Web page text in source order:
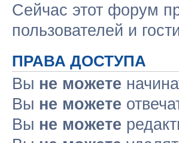
Сейчас этот форум
пользователей и
ПРАВА ДОСТУПА
Вы не можете
Вы не можете
Вы не можете